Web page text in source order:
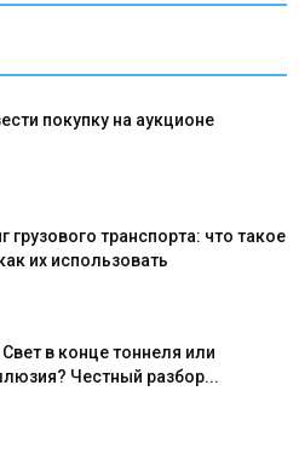
покупку на аукционе
грузового транспорта: что такое
их использовать
Свет в конце тоннеля или
Честный разбор...